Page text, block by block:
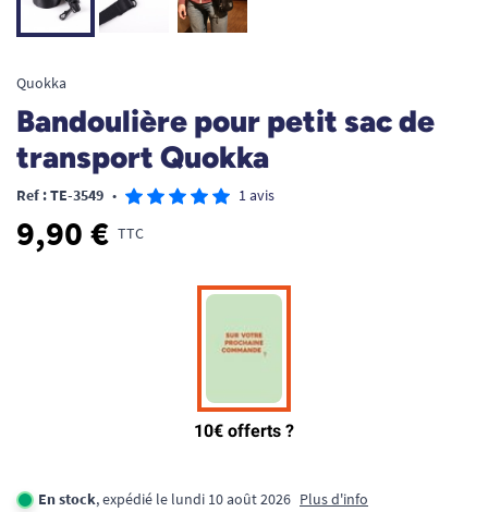
Quokka
Bandoulière pour petit sac de
transport Quokka
Ref : TE-3549 • 1 avis
9,90 € TTC
En stock, expédié le lundi 10 août 2026 Plus d'info